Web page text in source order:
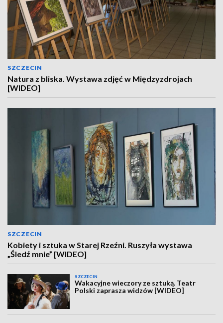
SZCZECIN
Natura z bliska. Wystawa zdjęć w Międzyzdrojach
[WIDEO]
SZCZECIN
Kobiety i sztuka w Starej Rzeźni. Ruszyła wystawa
„Śledź mnie” [WIDEO]
SZCZECIN
Wakacyjne wieczory ze sztuką. Teatr
Polski zaprasza widzów [WIDEO]